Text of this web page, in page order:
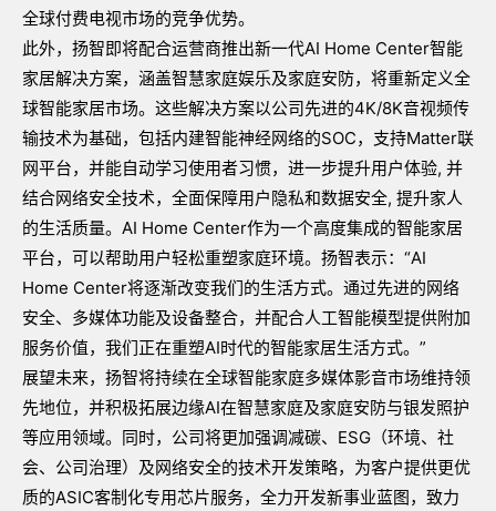
全球付费电视市场的竞争优势。
此外，扬智即将配合运营商推出新一代AI Home Center智能
家居解决方案，涵盖智慧家庭娱乐及家庭安防，将重新定义全
球智能家居市场。这些解决方案以公司先进的4K/8K音视频传
输技术为基础，包括内建智能神经网络的SOC，支持Matter联
网平台，并能自动学习使用者习惯，进一步提升用户体验, 并
结合网络安全技术，全面保障用户隐私和数据安全, 提升家人
的生活质量。AI Home Center作为一个高度集成的智能家居
平台，可以帮助用户轻松重塑家庭环境。扬智表示：“AI
Home Center将逐渐改变我们的生活方式。通过先进的网络
安全、多媒体功能及设备整合，并配合人工智能模型提供附加
服务价值，我们正在重塑AI时代的智能家居生活方式。”
展望未来，扬智将持续在全球智能家庭多媒体影音市场维持领
先地位，并积极拓展边缘AI在智慧家庭及家庭安防与银发照护
等应用领域。同时，公司将更加强调减碳、ESG（环境、社
会、公司治理）及网络安全的技术开发策略，为客户提供更优
质的ASIC客制化专用芯片服务，全力开发新事业蓝图，致力